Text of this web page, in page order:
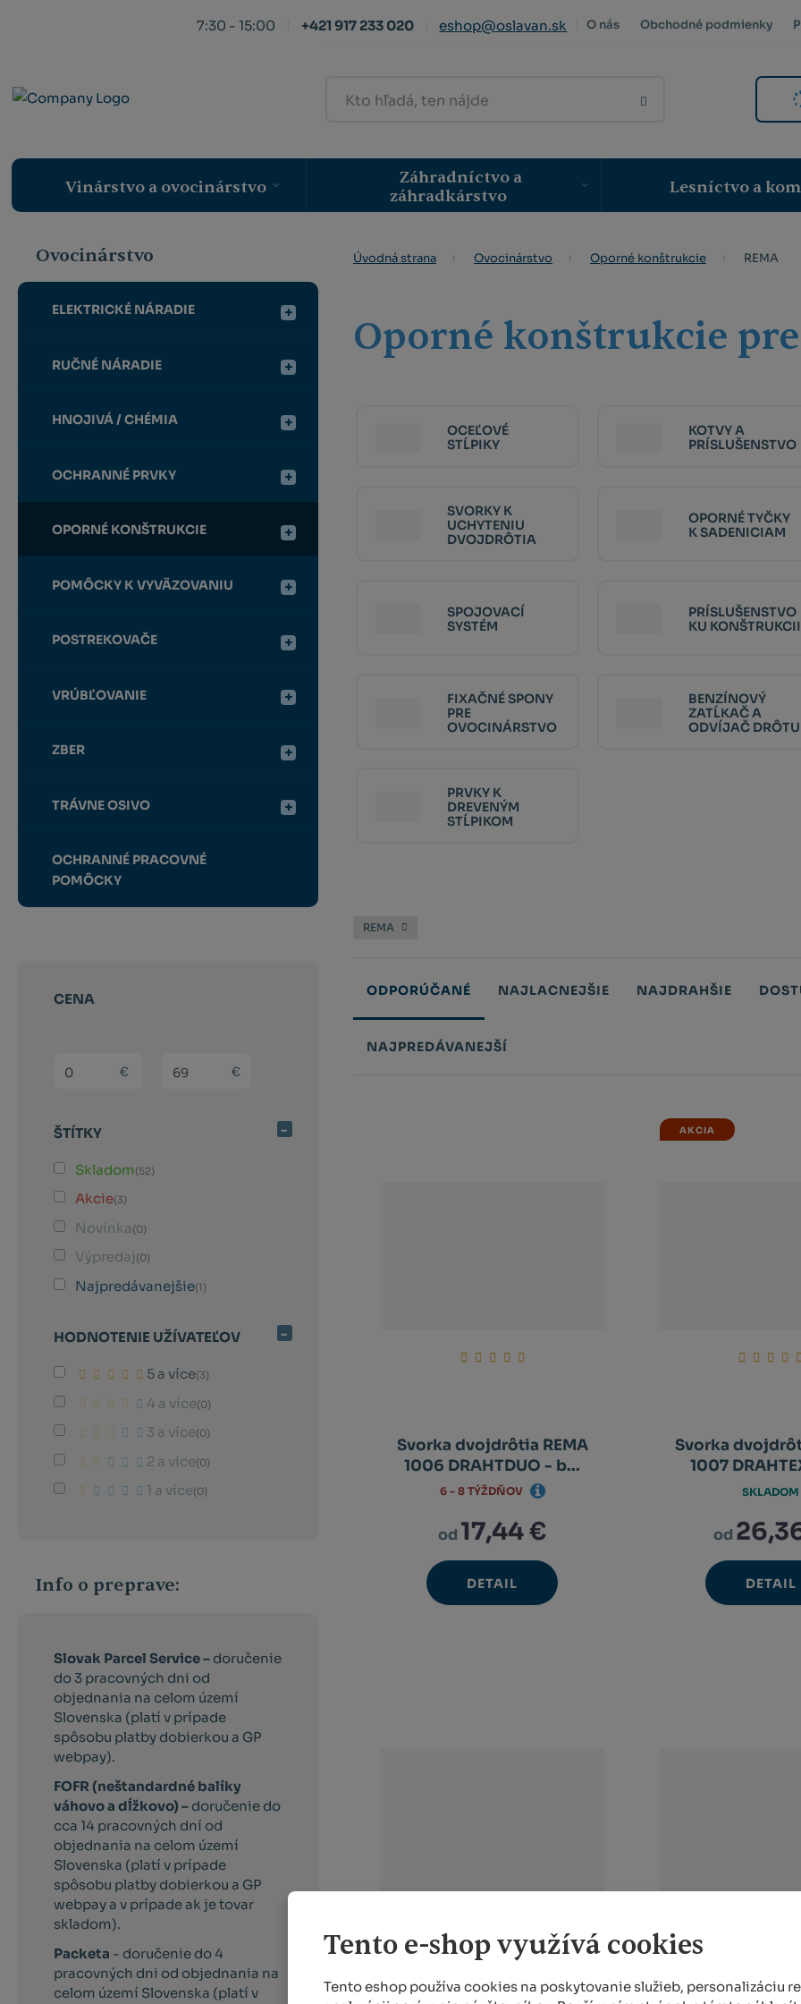
Tento e-shop využívá cookies
Tento eshop používa cookies na poskytovanie služieb, personalizáciu
7:30 - 15:00 +421 917 233 020 eshop@oslavan.sk O nás Obchodné podmienky
hľadá,
Vinárstvo a ovocinárstvo
Záhradníctvo a
záhradkárstvo
Lesníctvo a
Úvodná strana Ovocinárstvo Oporné konštrukcie REMA
Oporné konštrukcie
OCEĽOVÉ
STĹPIKY
KOTVY A
PRÍSLUŠENSTVO
SVORKY K
UCHYTENIU
DVOJDRÔTIA
OPORNÉ TYČKY
K SADENICIAM
SPOJOVACÍ
SYSTÉM
PRÍSLUŠENSTVO
KU KONŠTRUKCII
FIXAČNÉ SPONY
PRE
OVOCINÁRSTVO
BENZÍNOVÝ
ZATĹKAČ A
ODVÍJAČ DRÔTU
PRVKY K
DREVENÝM
STĹPIKOM
REMA
ODPORÚČANÉ NAJLACNEJŠIE NAJDRAHŠIE
NAJPREDÁVANEJŠÍ
Svorka dvojdrôtia REMA
1006 DRAHTDUO - b...
od 17,44 €
DETAIL
6 - 8 TÝŽDŇOV
AKCIA
Svorka
1007
od
DETAIL
SKLADOM
Ovocinárstvo
ELEKTRICKÉ NÁRADIE
RUČNÉ NÁRADIE
HNOJIVÁ / CHÉMIA
OCHRANNÉ PRVKY
OPORNÉ KONŠTRUKCIE
POMÔCKY K VYVÄZOVANIU
POSTREKOVAČE
VRÚBĽOVANIE
ZBER
TRÁVNE OSIVO
OCHRANNÉ PRACOVNÉ
POMÔCKY
CENA
(sk) Min. hodnota
€
(sk) Max. hodnota €
ŠTÍTKY
Skladom(52)
Akcie(3)
Novinka (0)
Výpredaj(0)
Najpredávanejšie(1)
HODNOTENIE UŽÍVATEĽOV
5 a více(3)
4 a více(0)
3 a více(0)
2 a více(0)
1 a více(0)
Info o preprave:
Slovak Parcel Service – doručenie
do 3 pracovných dni od
objednania na celom území
Slovenska (platí v prípade
spôsobu platby dobierkou a GP
webpay).
FOFR (neštandardné balíky
váhovo a dĺžkovo) – doručenie do
cca 14 pracovných dní od
objednania na celom území
Slovenska (platí v prípade
spôsobu platby dobierkou a GP
webpay a v prípade ak je tovar
skladom).
Packeta - doručenie do 4
pracovných dni od objednania na
celom území Slovenska (platí v